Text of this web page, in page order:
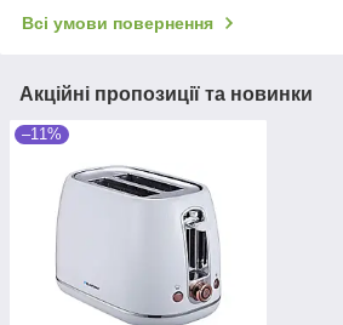
Всі умови повернення
Акційні пропозиції та новинки
–11%